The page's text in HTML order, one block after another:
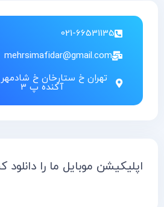
021-66531135
mehrsimafidar@gmail.com
تهران خ ستارخان خ
آکنده پ 3
اپلیکیشن موبایل ما را دانلود